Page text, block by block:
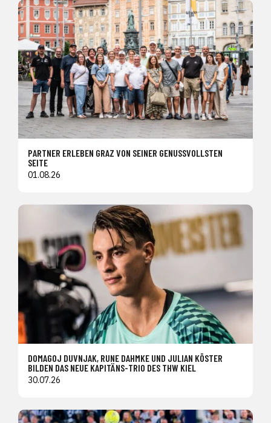
PARTNER ERLEBEN GRAZ VON SEINER GENUSSVOLLSTEN
SEITE
01.08.26
DOMAGOJ DUVNJAK, RUNE DAHMKE UND JULIAN KÖSTER
BILDEN DAS NEUE KAPITÄNS-TRIO DES THW KIEL
30.07.26